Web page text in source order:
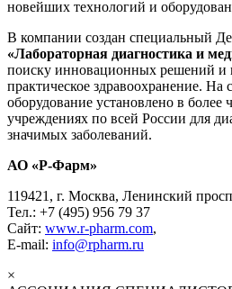
новейших технологий и
В компании создан специальный
«Лабораторная диагностика и
поиску инновационных решений и
практическое здравоохранение. На
оборудование установлено в
учреждениях по всей России для
значимых заболеваний.
АО «Р-Фарм»
119421, г. Москва, Ленинский
Тел.: +7 (495) 956 79 37
Сайт: www.r-pharm.com,
E-mail: info@rpharm.ru
×